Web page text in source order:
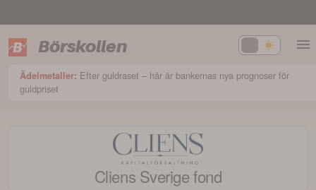
Börskollen
Ädelmetaller: Efter guldraset – här är bankernas nya prognoser för
guldpriset
Cliens Sverigefond